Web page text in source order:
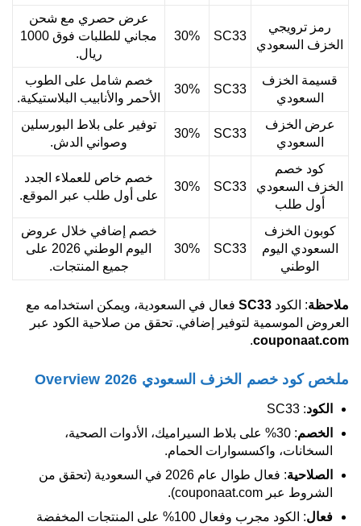
رمز ترويجي
الخزف السعودي
SC33
30%
عرض حصري مع شحن
مجاني للطلبات فوق 1000
ريال.
قسيمة الخزف
السعودي
SC33
30%
خصم شامل على الطوب
الأحمر والأنابيب البلاستيكية.
عرض الخزف
السعودي
SC33
30%
توفير على بلاط البورسلين
وصواني الدش.
كود خصم
الخزف السعودي
أول طلب
SC33
30%
خصم خاص للعملاء الجدد
على أول طلب عبر الموقع.
كوبون الخزف
السعودي اليوم
الوطني
SC33
30%
خصم إضافي خلال عروض
اليوم الوطني 2026 على
جميع المنتجات.
ملاحظة: الكود SC33 فعال في السعودية، ويمكن استخدامه مع
العروض الموسمية لتوفير إضافي. تحقق من صلاحية الكود عبر
couponaat.com
.
ملخص كود خصم الخزف السعودي 2026 Overview
الكود: SC33
الخصم
: 30% على بلاط السيراميك، الأدوات الصحية،
السخانات، واكسسوارات الحمام.
الصلاحية
: فعال طوال عام 2026 في السعودية (تحقق من
الشروط عبر couponaat.com).
فعال
: الكود مجرب وفعال 100% على المنتجات المخفضة